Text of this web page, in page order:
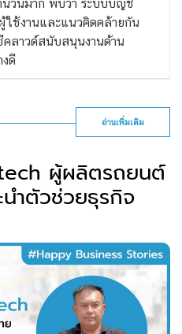
นวนมาก พบว่า ระบบบัญชี
ช้งานและแนวคิดคล้ายกัน
ลาวด์สนับสนุนงานด้าน
ดี
อ่านเพิ่มเติม
ผู้ผลิตรถยนต์
ำตัวช่วยธุรกิจ